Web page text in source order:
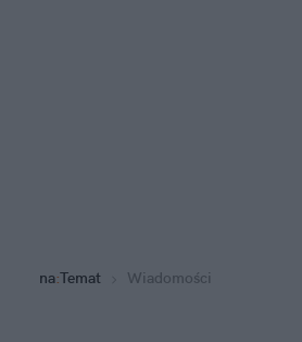
na:Temat Wiadomości